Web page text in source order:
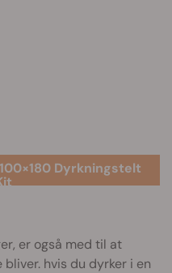
Dyrkningstelt
er også med til at
hvis du dyrker i en